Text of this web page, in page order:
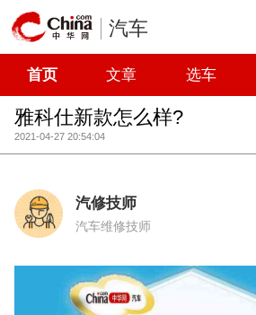
汽车
首页 文章 选车
雅科仕新款怎么样?
2021-04-27 20:54:04
汽修技师
汽车维修技师